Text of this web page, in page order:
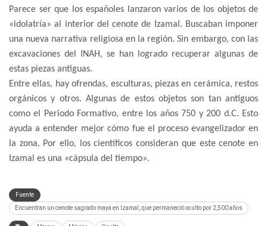
Parece ser que los españoles lanzaron varios de los objetos de
«idolatría» al interior del cenote de Izamal. Buscaban imponer
una nueva narrativa religiosa en la región. Sin embargo, con las
excavaciones del INAH, se han logrado recuperar algunas de
estas piezas antiguas.
Entre ellas, hay ofrendas, esculturas, piezas en cerámica, restos
orgánicos y otros. Algunas de estos objetos son tan antiguos
como el Periodo Formativo, entre los años 750 y 200 d.C. Esto
ayuda a entender mejor cómo fue el proceso evangelizador en
la zona. Por ello, los científicos consideran que este cenote en
Izamal es una «cápsula del tiempo».
Fuente
Encuentran un cenote sagrado maya en Izamal, que permaneció oculto por 2,500 años